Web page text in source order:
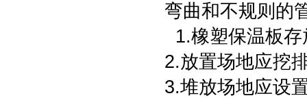
弯曲和不规则的
1.橡塑保温板
2.放置场地应挖
3.堆放场地应设